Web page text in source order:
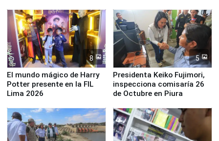
la UGEL 2
Derecho Colectivo"
8
El mundo mágico de Harry
Potter presente en la FIL
Lima 2026
5
Presidenta Keiko Fujimori,
inspecciona comisaría 26
de Octubre en Piura